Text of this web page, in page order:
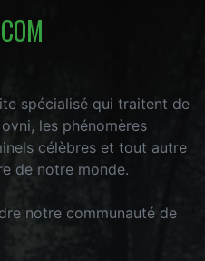
spécialisé qui traitent de
les phénomères
célèbres et tout autre
de notre monde.
notre communauté de